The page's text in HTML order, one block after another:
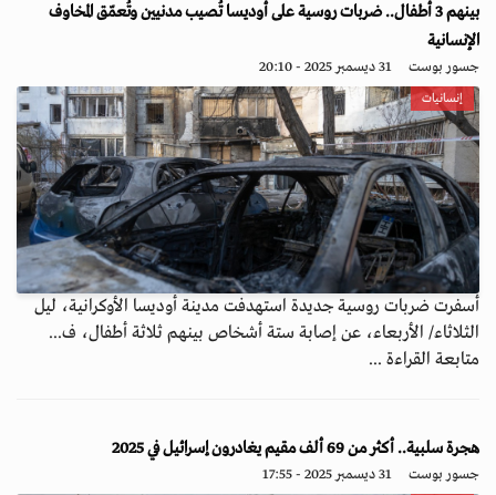
بينهم 3 أطفال.. ضربات روسية على أوديسا تُصيب مدنيين وتُعمّق المخاوف
الإنسانية
جسور بوست 31 ديسمبر 2025 - 20:10
إنسانيات
أسفرت ضربات روسية جديدة استهدفت مدينة أوديسا الأوكرانية، ليل
الثلاثاء/ الأربعاء، عن إصابة ستة أشخاص بينهم ثلاثة أطفال، ف...
متابعة القراءة ...
هجرة سلبية.. أكثر من 69 ألف مقيم يغادرون إسرائيل في 2025
جسور بوست 31 ديسمبر 2025 - 17:55